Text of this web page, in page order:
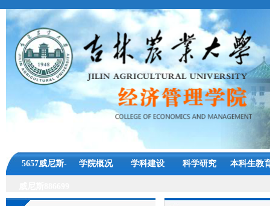
5657威尼斯- 学院概况 学科建设 科学研究 本科生教